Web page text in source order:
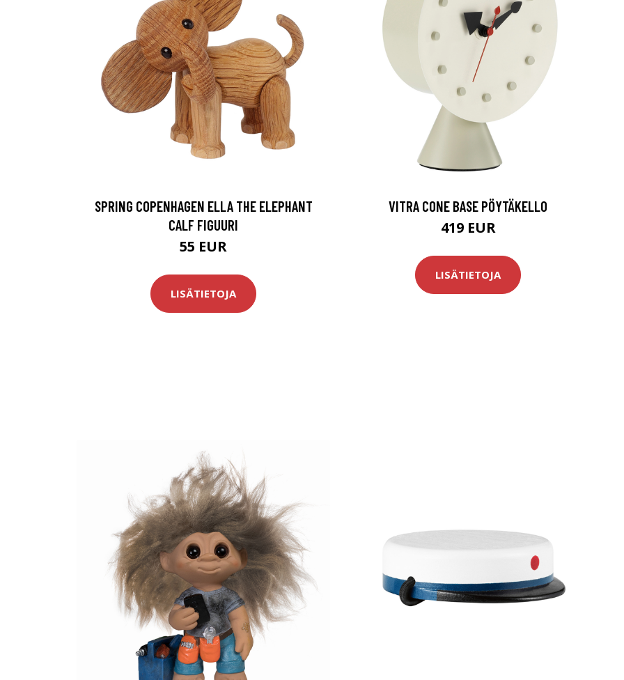
SPRING COPENHAGEN ELLA THE ELEPHANT
CALF FIGUURI
55 EUR
LISÄTIETOJA
VITRA CONE BASE PÖYTÄKELLO
419 EUR
LISÄTIETOJA